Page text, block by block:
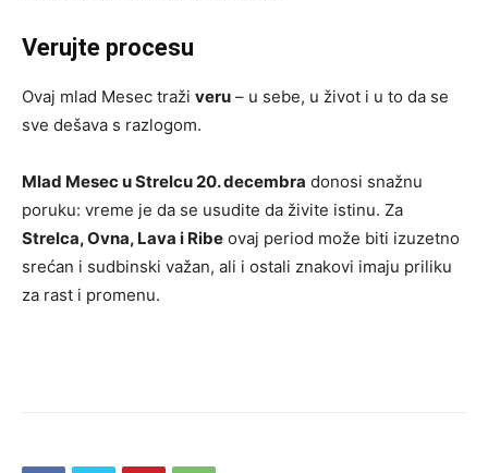
Verujte procesu
Ovaj mlad Mesec traži veru – u sebe, u život i u to da se
sve dešava s razlogom.
Mlad Mesec u Strelcu 20. decembra donosi snažnu
poruku: vreme je da se usudite da živite istinu. Za
Strelca, Ovna, Lava i Ribe ovaj period može biti izuzetno
srećan i sudbinski važan, ali i ostali znakovi imaju priliku
za rast i promenu.